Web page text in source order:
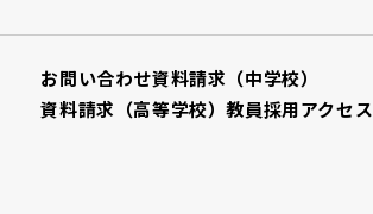
お問い合わせ資料請求（中学校）
資料請求（高等学校）教員採用アクセス